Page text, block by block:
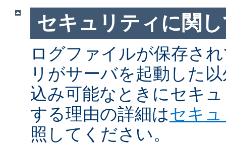
セキュリティに関
ログファイルが保存さ
リがサーバを起動した
込み可能なときにセキ
する理由の詳細はセキ
照してください。